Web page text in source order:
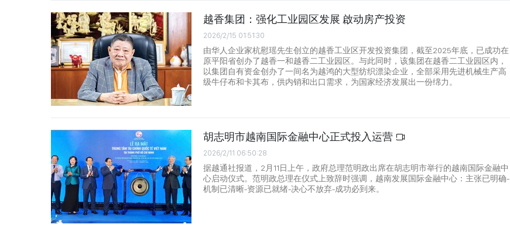
越香集团：强化工业园区发展 啟动房产投资
2026/2/15 01:51:30
由华人企业家杭慰瑶先生创立的越香工业区开发投资集团，截至2025年底，已成功在
原平阳省创办了越香一和越香二工业园区。与此同时，该集团在越香二工业园区内，
以集团自有资金创办了一间名为越鸿的大型纺织漂染企业，全部采用先进机械生产高
级牛仔布和卡其布，供内销和出口需求，为国家经济发展出一份绵力。
胡志明市越南国际金融中心正式投入运营
2026/2/11 06:50:28
据越通社报道，2月11日上午，政府总理范明政出席在胡志明市举行的越南国际金融中
心启动仪式。范明政总理在仪式上致辞时强调，越南发展国际金融中心：主张已明确-
机制已清晰-资源已就绪-决心不放弃-成功必到来。